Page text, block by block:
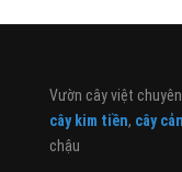
Vườn cây việt
cây kim tiền, cây
chậu